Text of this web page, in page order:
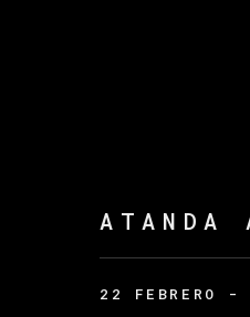
ATANDA
22 FEBRERO -